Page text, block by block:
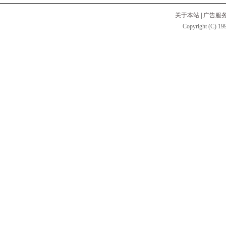
关于本站
广告服
Copyright (C)